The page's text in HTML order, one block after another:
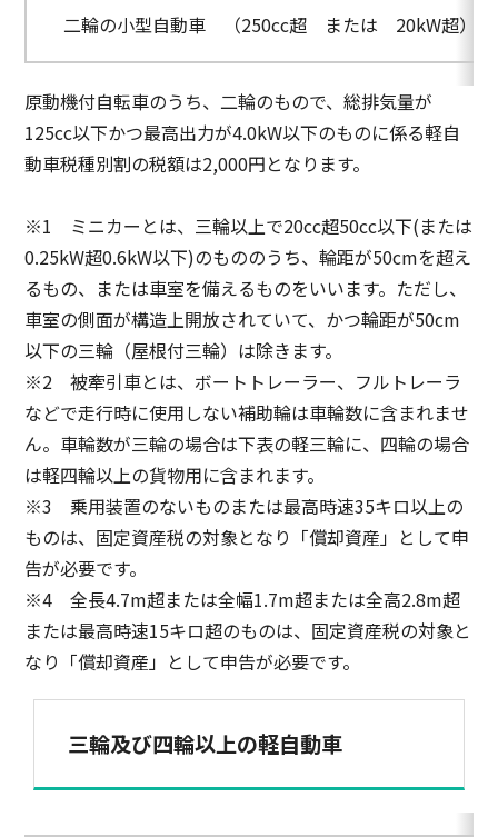
二輪の小型自動車 （250cc超 または 20kW超）
原動機付自転車のうち、二輪のもので、総排気量が
125cc以下かつ最高出力が4.0kW以下のものに係る軽自
動車税種別割の税額は2,000円となります。
※1 ミニカーとは、三輪以上で20cc超50cc以下(または
0.25kW超0.6kW以下)のもののうち、輪距が50cmを超え
るもの、または車室を備えるものをいいます。ただし、
車室の側面が構造上開放されていて、かつ輪距が50cm
以下の三輪（屋根付三輪）は除きます。
※2 被牽引車とは、ボートトレーラー、フルトレーラ
などで走行時に使用しない補助輪は車輪数に含まれませ
ん。車輪数が三輪の場合は下表の軽三輪に、四輪の場合
は軽四輪以上の貨物用に含まれます。
※3 乗用装置のないものまたは最高時速35キロ以上の
ものは、固定資産税の対象となり「償却資産」として申
告が必要です。
※4 全長4.7m超または全幅1.7m超または全高2.8m超
または最高時速15キロ超のものは、固定資産税の対象と
なり「償却資産」として申告が必要です。
三輪及び四輪以上の軽自動車